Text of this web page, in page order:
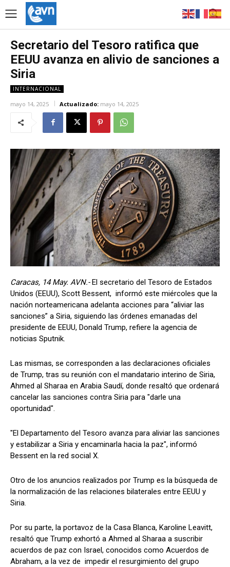
Secretario del Tesoro ratifica que
EEUU avanza en alivio de sanciones a
Siria
INTERNACIONAL
mayo 14, 2025 Actualizado: mayo 14, 2025
Caracas, 14 May. AVN.- El secretario del Tesoro de Estados
Unidos (EEUU), Scott Bessent, informó este miércoles que la
nación norteamericana adelanta acciones para “aliviar las
sanciones” a Siria, siguiendo las órdenes emanadas del
presidente de EEUU, Donald Trump, refiere la agencia de
noticias Sputnik.
Las mismas, se corresponden a las declaraciones oficiales
de Trump, tras su reunión con el mandatario interino de Siria,
Ahmed al Sharaa en Arabia Saudí, donde resaltó que ordenará
cancelar las sanciones contra Siria para "darle una
oportunidad".
"El Departamento del Tesoro avanza para aliviar las sanciones
y estabilizar a Siria y encaminarla hacia la paz", informó
Bessent en la red social X.
Otro de los anuncios realizados por Trump es la búsqueda de
la normalización de las relaciones bilaterales entre EEUU y
Siria.
Por su parte, la portavoz de la Casa Blanca, Karoline Leavitt,
resaltó que Trump exhortó a Ahmed al Sharaa a suscribir
acuerdos de paz con Israel, conocidos como Acuerdos de
Abraham, a la vez de impedir el resurgimiento del grupo